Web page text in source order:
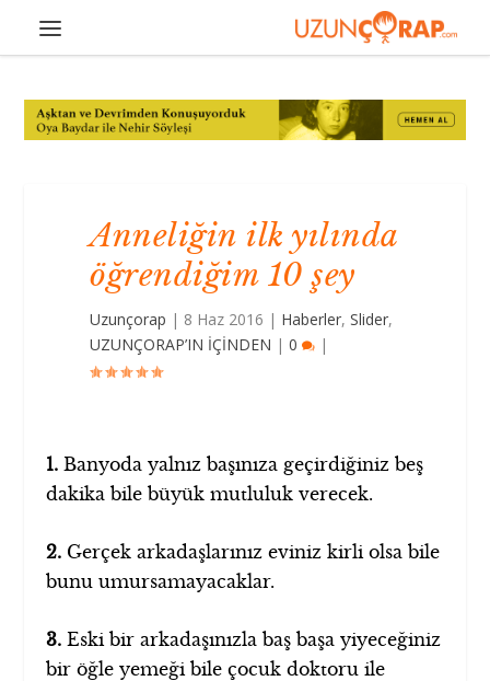
Anneliğin ilk yılında
öğrendiğim 10 şey
Uzunçorap | 8 Haz 2016 | Haberler,Slider,
UZUNÇORAP’IN İÇİNDEN |0 |
1. Banyoda yalnız başınıza geçirdiğiniz beş
dakika bile büyük mutluluk verecek.
2. Gerçek arkadaşlarınız eviniz kirli olsa bile
bunu umursamayacaklar.
3. Eski bir arkadaşınızla baş başa yiyeceğiniz
bir öğle yemeği bile çocuk doktoru ile